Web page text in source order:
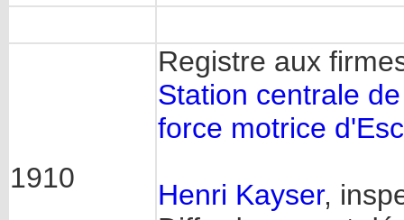
1910
Registre aux
Station centrale
force motrice
Henri Kayser,